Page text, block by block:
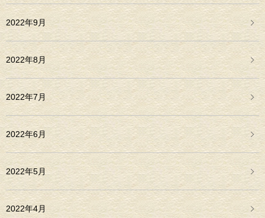
2022年9月
2022年8月
2022年7月
2022年6月
2022年5月
2022年4月